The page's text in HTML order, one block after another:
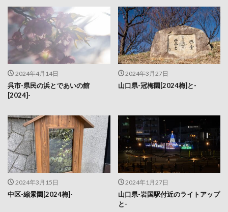
2024年4月14日
呉市-県民の浜とであいの館
[2024]-
2024年3月27日
山口県-冠梅園[2024梅]と-
2024年3月15日
中区-縮景園[2024梅]-
2024年1月27日
山口県-岩国駅付近のライトアップ
と-